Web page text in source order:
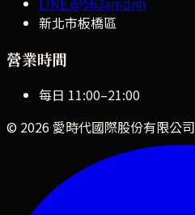
新北市板橋區
營業時間
每日 11:00–21:00
© 2026 愛時代國際股份有限公司